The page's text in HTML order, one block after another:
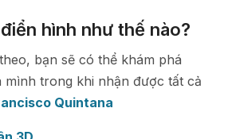
hình như thế nào?
bạn sẽ có thể khám phá
trong khi nhận được tất cả
Quintana